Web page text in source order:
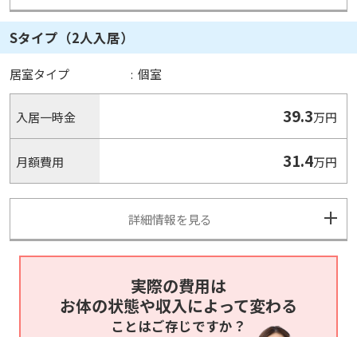
Sタイプ（2人入居）
居室タイプ : 個室
入居一時金 39.3万円
月額費用 31.4万円
詳細情報を見る
実際の費用は
お体の状態や収入によって変わる
ことはご存じですか？